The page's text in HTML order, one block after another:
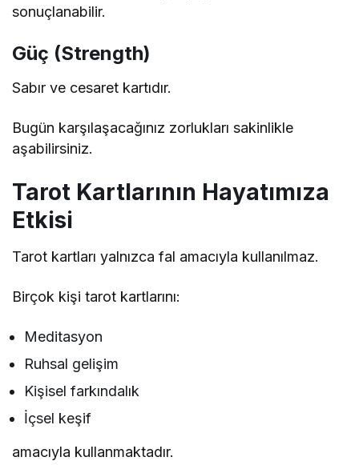
sonuçlanabilir.
Güç (Strength)
Sabır ve cesaret kartıdır.
Bugün karşılaşacağınız zorlukları sakinlikle
aşabilirsiniz.
Tarot Kartlarının Hayatımıza
Etkisi
Tarot kartları yalnızca fal amacıyla kullanılmaz.
Birçok kişi tarot kartlarını:
Meditasyon
Ruhsal gelişim
Kişisel farkındalık
İçsel keşif
amacıyla kullanmaktadır.